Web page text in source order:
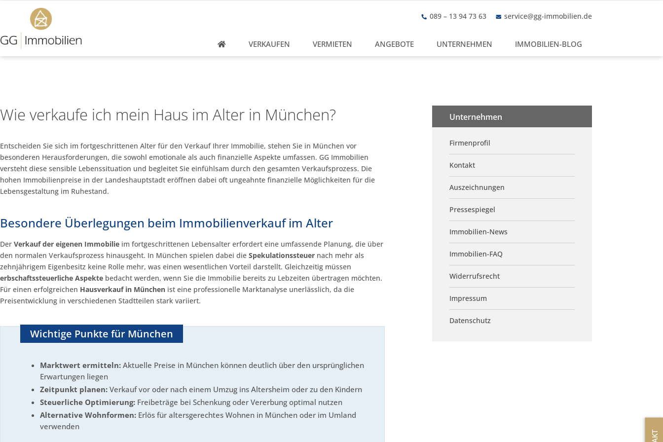
089 – 13 94 73 63 service@gg-immobilien.de
VERKAUFEN VERMIETEN ANGEBOTE UNTERNEHMEN IMMOBILIEN-BLOG
Wie verkaufe ich mein Haus im Alter in München?
Entscheiden Sie sich im fortgeschrittenen Alter für den Verkauf Ihrer Immobilie, stehen Sie in München vor
besonderen Herausforderungen, die sowohl emotionale als auch finanzielle Aspekte umfassen. GG Immobilien
versteht diese sensible Lebenssituation und begleitet Sie einfühlsam durch den gesamten Verkaufsprozess. Die
hohen Immobilienpreise in der Landeshauptstadt eröffnen dabei oft ungeahnte finanzielle Möglichkeiten für die
Lebensgestaltung im Ruhestand.
Besondere Überlegungen beim Immobilienverkauf im Alter
Der Verkauf der eigenen Immobilie im fortgeschrittenen Lebensalter erfordert eine umfassende Planung, die über
den normalen Verkaufsprozess hinausgeht. In München spielen dabei die Spekulationssteuer nach mehr als
zehnjährigem Eigenbesitz keine Rolle mehr, was einen wesentlichen Vorteil darstellt. Gleichzeitig müssen
erbschaftssteuerliche Aspekte bedacht werden, wenn Sie die Immobilie bereits zu Lebzeiten übertragen möchten.
Für einen erfolgreichen Hausverkauf in München ist eine professionelle Marktanalyse unerlässlich, da die
Preisentwicklung in verschiedenen Stadtteilen stark variiert.
Wichtige Punkte für München
Marktwert ermitteln:Aktuelle Preise in München können deutlich über den ursprünglichen
Erwartungen liegen
Zeitpunkt planen:Verkauf vor oder nach einem Umzug ins Altersheim oder zu den Kindern
Steuerliche Optimierung: Freibeträge bei Schenkung oder Vererbung optimal nutzen
Alternative Wohnformen: Erlös für altersgerechtes Wohnen in München oder im Umland
verwenden
Unternehmen
Firmenprofil
Kontakt
Auszeichnungen
Pressespiegel
Immobilien-News
Immobilien-FAQ
Widerrufsrecht
Impressum
Datenschutz